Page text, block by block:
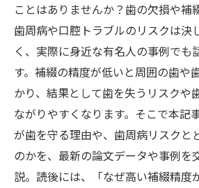
ことはありませんか？歯の欠損や補
歯周病や口腔トラブルのリスクは決
く、実際に身近な有名人の事例でも
す。補綴の精度が低いと周囲の歯や
かり、結果として歯を失うリスクや
ながりやすくなります。そこで本記
が歯を守る理由や、歯周病リスクと
のかを、最新の論文データや事例を
説。読後には、「なぜ高い補綴精度